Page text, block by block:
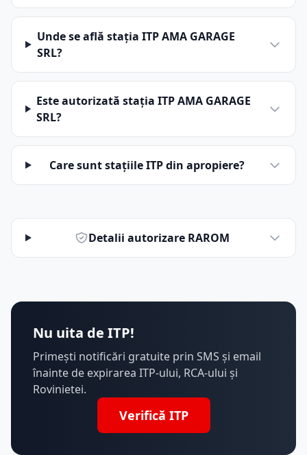
Unde se află stația ITP AMA GARAGE
SRL?
Este autorizată stația ITP AMA GARAGE
SRL?
Care sunt stațiile ITP din apropiere?
Detalii autorizare RAROM
Nu uita de ITP!
Primești notificări gratuite prin SMS și email
înainte de expirarea ITP-ului, RCA-ului și
Rovinietei.
Verifică ITP